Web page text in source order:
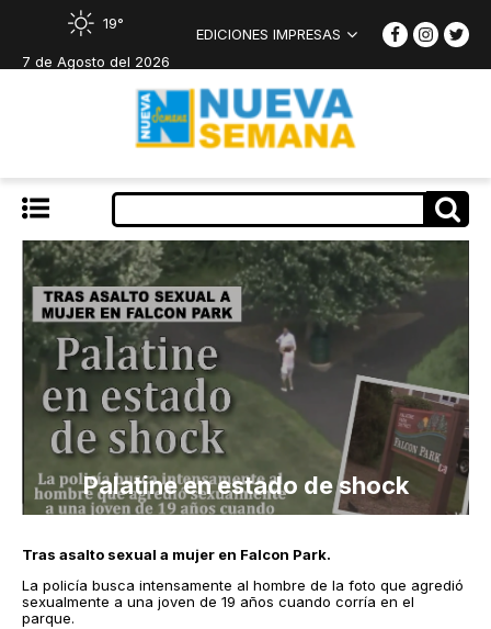
19°
7 de Agosto del 2026
EDICIONES IMPRESAS
Palatine en estado de shock
Tras asalto sexual a mujer en Falcon Park.
La policía busca intensamente al hombre de la foto que agredió
sexualmente a una joven de 19 años cuando corría en el
parque.